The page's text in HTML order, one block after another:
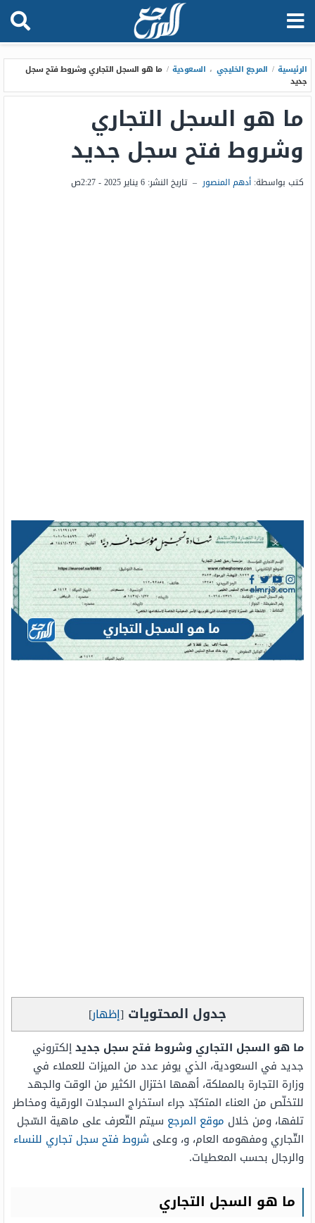
الرئيسية / المرجع الخليجي ، السعودية / ما هو السجل التجاري وشروط فتح سجل
جديد
ما هو السجل التجاري
وشروط فتح سجل جديد
كتب بواسطة: أدهم المنصور – تاريخ النشر: 6 يناير 2025 - 2:27ص
جدول المحتويات [إظهار]
ما هو السجل التجاري وشروط فتح سجل جديدإلكتروني
جديد في السعودية، الذي يوفر عدد من الميزات للعملاء في
وزارة التجارة بالمملكة، أهمها اختزال الكثير من الوقت والجهد
للتخلّص من العناء المتكبّد جراء استخراج السجلات الورقية ومخاطر
تلفها، ومن خلال موقع المرجع سيتم التّعرف على ماهية السّجل
التّجاري ومفهومه العام، و، وعلى شروط فتح سجل تجاري للنساء
والرجال بحسب المعطيات.
ما هو السجل التجاري